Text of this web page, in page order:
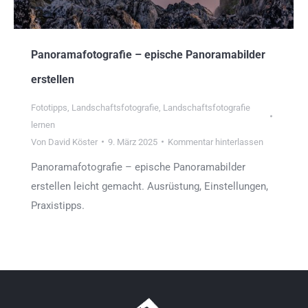
Panoramafotografie – epische Panoramabilder
erstellen
Fototipps Landschaftsfotografie Landschaftsfotografie
lernen
Von David Köster 9. März 2025 Kommentar hinterlassen
Panoramafotografie – epische Panoramabilder
erstellen leicht gemacht. Ausrüstung, Einstellungen,
Praxistipps.